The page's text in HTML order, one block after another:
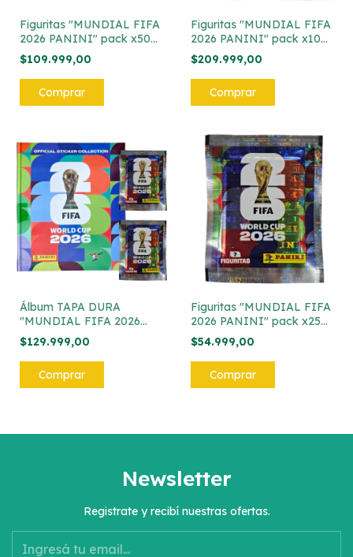
Figuritas "MUNDIAL FIFA
2026 PANINI" pack x50
sobres de figuritas
$109.999,00
Figuritas "MUNDIAL FIFA
2026 PANINI" pack x100
sobres de figuritas
$209.999,00
Álbum TAPA DURA
"MUNDIAL FIFA 2026
PANINI" + 50 sobres de
figuritas
$129.999,00
Figuritas "MUNDIAL FIFA
2026 PANINI" pack x25
sobres de figuritas
$54.999,00
Newsletter
Registrate y recibí nuestras ofertas.